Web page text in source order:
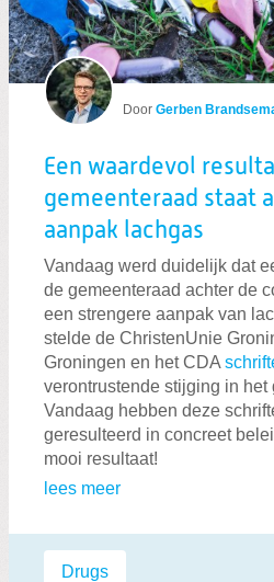
Door Gerben
Een waardevol
gemeenteraad staat
aanpak lachgas
Vandaag werd duidelijk dat
de gemeenteraad achter de
een strengere aanpak van
stelde de ChristenUnie
Groningen en het CDA
verontrustende stijging in het
Vandaag hebben deze
geresulteerd in concreet
mooi resultaat!
lees meer
Labels:
Drugs